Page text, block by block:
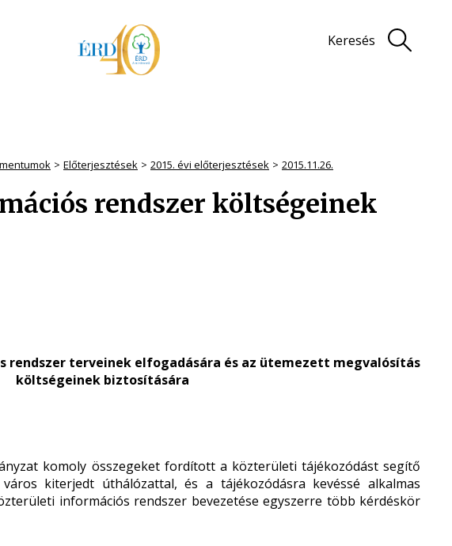
Keresés
Előterjesztések 2015. évi előterjesztések 2015.11.26.
rendszer költségeinek
rendszer terveinek elfogadására és az ütemezett megvalósítás
költségeinek biztosítására
komoly összegeket fordított a közterületi tájékozódást segítő
kiterjedt úthálózattal, és a tájékozódásra kevéssé alkalmas
információs rendszer bevezetése egyszerre több kérdéskör